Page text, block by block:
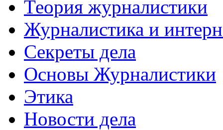
Теория журналистики
Журналистика и
Секреты дела
Основы Журналистики
Этика
Новости дела